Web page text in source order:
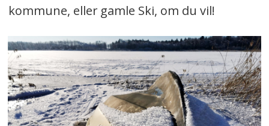
kommune, eller gamle Ski, om du vil!